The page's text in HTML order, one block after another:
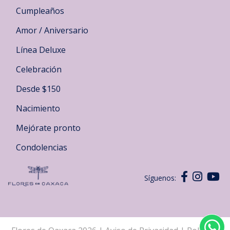
Cumpleaños
Amor / Aniversario
Línea Deluxe
Celebración
Desde $150
Nacimiento
Mejórate pronto
Condolencias
Síguenos: